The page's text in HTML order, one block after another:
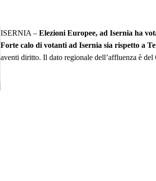
ISERNIA – Elezioni Europee, ad Isernia ha
Forte calo di votanti ad Isernia sia rispetto a
aventi diritto. Il dato regionale dell’affluenza è del